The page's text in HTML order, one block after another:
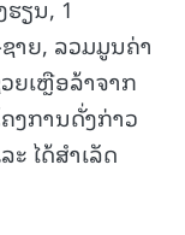
ຽນ, 1
າຍ, ລວມມູນຄ່າ
ຍເຫຼືອລ້າຈາກ
ງການດັ່ງກ່າວ
ະ ໄດ້ສຳເລັດ